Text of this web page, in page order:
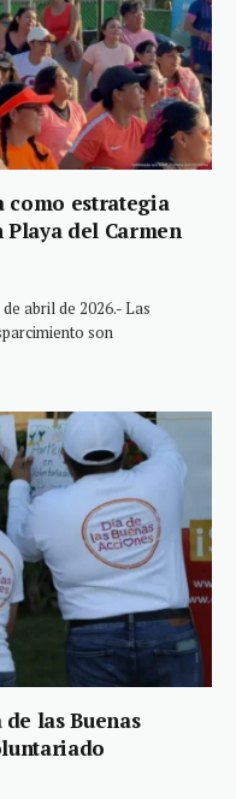
como estrategia
del Carmen
abril de 2026.- Las
son
las Buenas